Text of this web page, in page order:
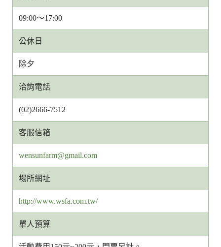
09:00～17:00
公休日
除夕
洽詢電話
(02)2666-7512
客服信箱
客
服
信
網
址
wensunfarm@gmail.com
場所網址
http://www.wsfa.com.tw/
單人預算